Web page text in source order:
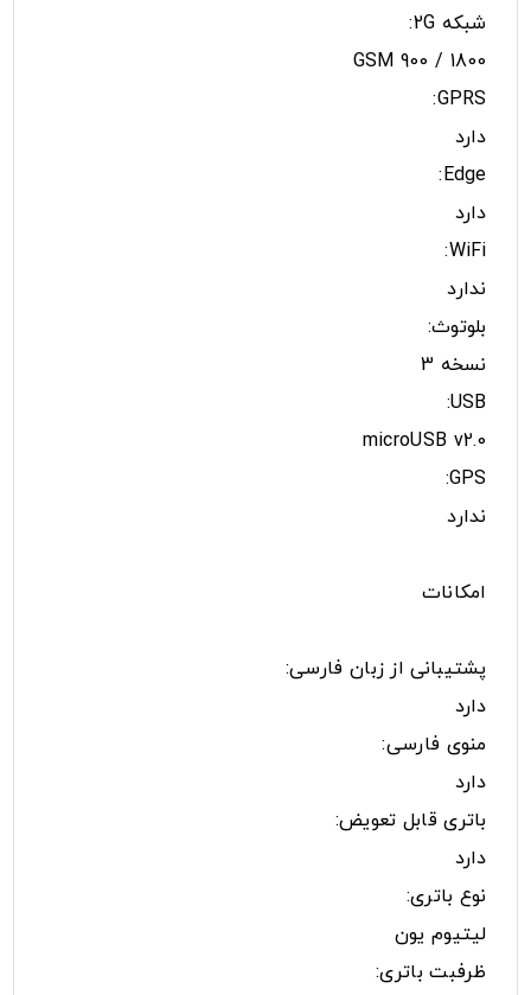
شبکه 2G:
GSM 900 / 1800
GPRS:
دارد
Edge:
دارد
WiFi:
ندارد
بلوتوث:
نسخه 3
USB:
microUSB v2.0
GPS:
ندارد
امکانات
پشتیبانی از زبان فارسی:
دارد
منوی فارسی:
دارد
باتری قابل تعویض:
دارد
نوع باتری:
لیتیوم یون
ظرفبت باتری: